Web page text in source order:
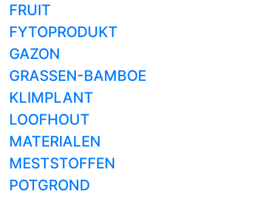
FRUIT
FYTOPRODUKT
GAZON
GRASSEN-BAMBOE
KLIMPLANT
LOOFHOUT
MATERIALEN
MESTSTOFFEN
POTGROND